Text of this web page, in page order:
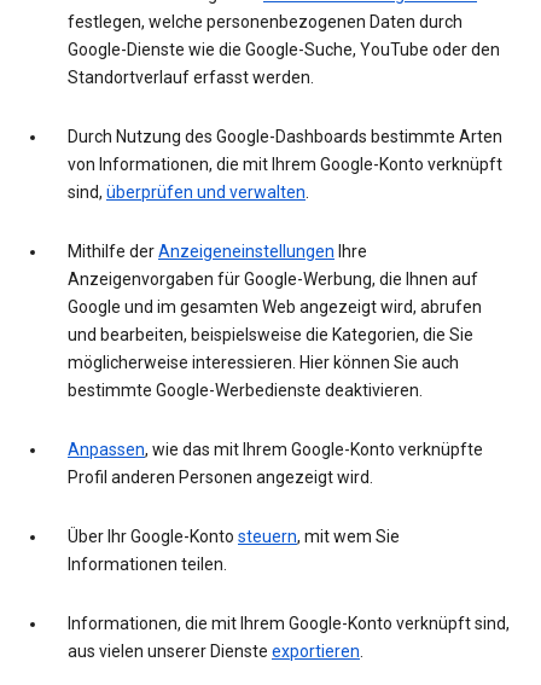
festlegen, welche personenbezogenen Daten durch
Google-Dienste wie die Google-Suche, YouTube oder den
Standortverlauf erfasst werden.
Durch Nutzung des Google-Dashboards bestimmte Arten
von Informationen, die mit Ihrem Google-Konto verknüpft
sind, überprüfen und verwalten.
Mithilfe derAnzeigeneinstellungen Ihre
Anzeigenvorgaben für Google-Werbung, die Ihnen auf
Google und im gesamten Web angezeigt wird, abrufen
und bearbeiten, beispielsweise die Kategorien, die Sie
möglicherweise interessieren. Hier können Sie auch
bestimmte Google-Werbedienste deaktivieren.
Anpassen, wie das mit Ihrem Google-Konto verknüpfte
Profil anderen Personen angezeigt wird.
Über Ihr Google-Konto steuern, mit wem Sie
Informationen teilen.
Informationen, die mit Ihrem Google-Konto verknüpft sind,
aus vielen unserer Dienste exportieren.